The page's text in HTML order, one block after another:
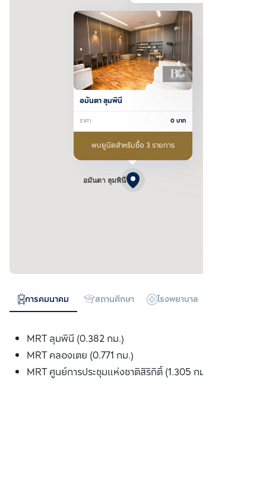
อมันตา ลุมพินี
อมันตา ลุมพินี
ราคา 0บาท
พบยูนิตสำหรับซื้อ 3 รายการ
การคมนาคม สถานศึกษา โรงพยาบาล
MRT ลุมพินี (0.382 กม.)
MRT คลองเตย (0.771 กม.)
MRT ศูนย์การประชุมแห่งชาติสิริกิติ์ (1.305 กม.)